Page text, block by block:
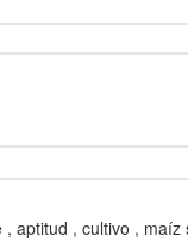
aptitud , cultivo , maíz